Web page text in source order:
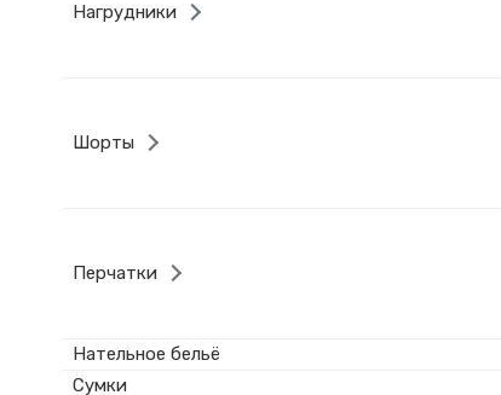
Нагрудники
Шорты
Перчатки
Нательное бельё
Сумки